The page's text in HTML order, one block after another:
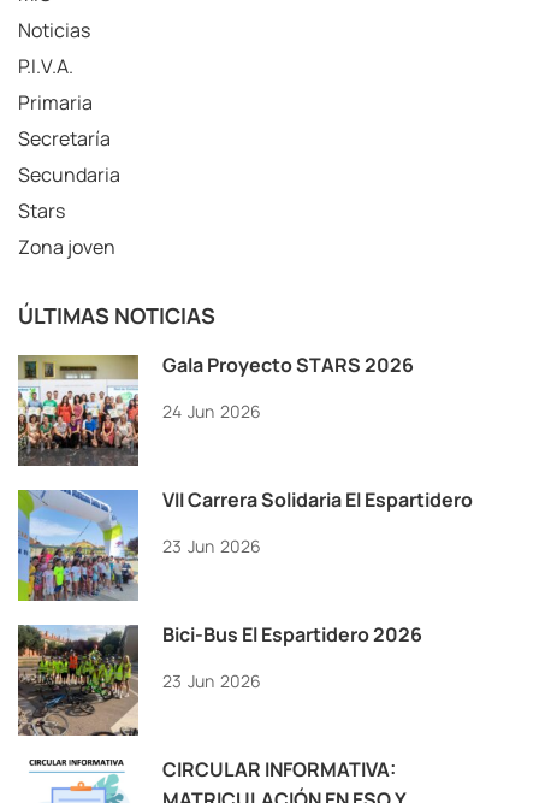
Noticias
P.I.V.A.
Primaria
Secretaría
Secundaria
Stars
Zona joven
ÚLTIMAS NOTICIAS
Gala Proyecto STARS 2026
24 Jun 2026
VII Carrera Solidaria El Espartidero
23 Jun 2026
Bici-Bus El Espartidero 2026
23 Jun 2026
CIRCULAR INFORMATIVA: